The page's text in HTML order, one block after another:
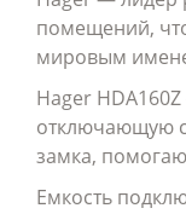
помещений,
мировым
Hager
отключающую
замка,
Емкость